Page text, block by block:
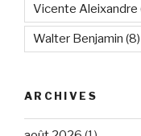
Vicente Aleixandre
Walter Benjamin (8)
ARCHIVES